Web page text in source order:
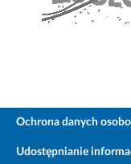
Ochrona danych
Udostępnianie